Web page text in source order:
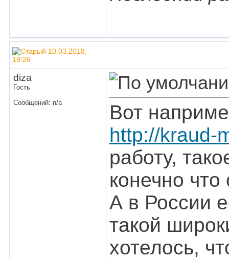
10.03.2018,
19:26
diza
Гость
Сообщений: n/a
Вот
http://kraud-
работу,
конечно
А в России
такой
хотелось,